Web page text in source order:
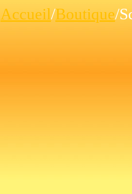
Accueil/Boutique/